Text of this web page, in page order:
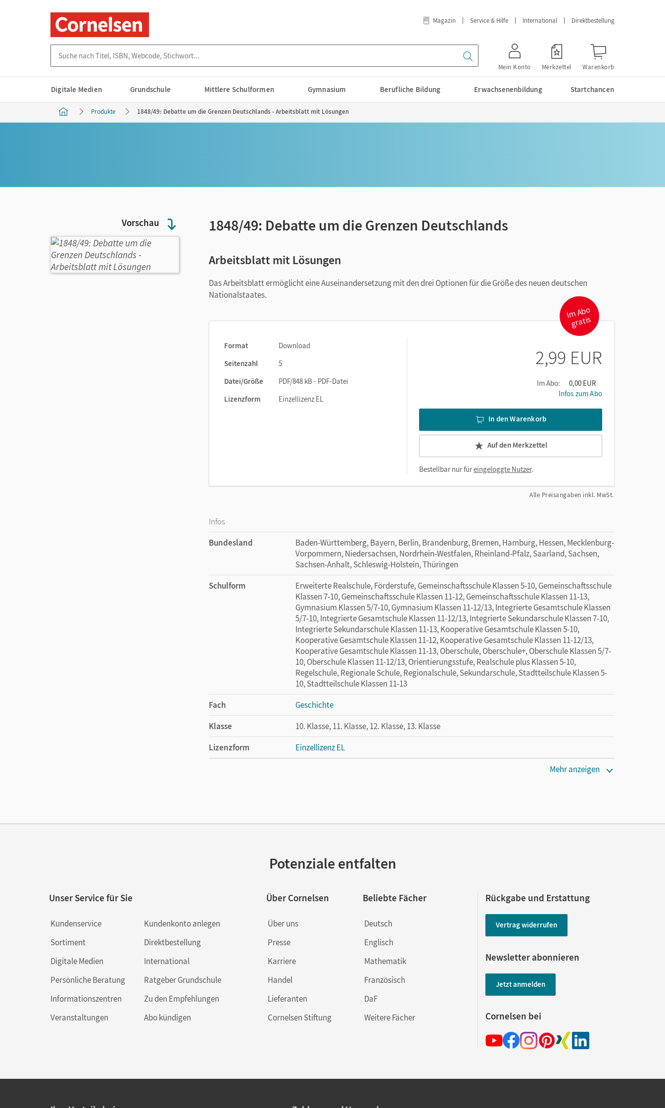
Magazin Service & Hilfe International Direktbestellung
Mein Konto Merkzettel Warenkorb
Digitale Medien Grundschule Mittlere Schulformen Gymnasium Berufliche Bildung Erwachsenenbildung Startchancen
Produkte 1848/49: Debatte um die Grenzen Deutschlands - Arbeitsblatt mit Lösungen
Vorschau 1848/49: Debatte um die Grenzen Deutschlands
Arbeitsblatt mit Lösungen
Das Arbeitsblatt ermöglicht eine Auseinandersetzung mit den drei Optionen für die Größe des neuen deutschen
Nationalstaates.
Format
Download
Seitenzahl
5
Datei/Größe
PDF/848 kB - PDF-Datei
Lizenzform
Einzellizenz EL
I
m
A
b
o
gr
atis
2,99 EUR
Im Abo:
0,00 EUR
Infos zum Abo
In den Warenkorb
Auf den Merkzettel
Bestellbar nur füreingeloggte Nutzer.
Alle Preisangaben inkl. MwSt.
Infos
Bundesland
Baden-Württemberg, Bayern, Berlin, Brandenburg, Bremen, Hamburg, Hessen, Mecklenburg-
Vorpommern, Niedersachsen, Nordrhein-Westfalen, Rheinland-Pfalz, Saarland, Sachsen,
Sachsen-Anhalt, Schleswig-Holstein, Thüringen
Schulform
Erweiterte Realschule, Förderstufe, Gemeinschaftsschule Klassen 5-10, Gemeinschaftsschule
Klassen 7-10, Gemeinschaftsschule Klassen 11-12, Gemeinschaftsschule Klassen 11-13,
Gymnasium Klassen 5/7-10, Gymnasium Klassen 11-12/13, Integrierte Gesamtschule Klassen
5/7-10, Integrierte Gesamtschule Klassen 11-12/13, Integrierte Sekundarschule Klassen 7-10,
Integrierte Sekundarschule Klassen 11-13, Kooperative Gesamtschule Klassen 5-10,
Kooperative Gesamtschule Klassen 11-12, Kooperative Gesamtschule Klassen 11-12/13,
Kooperative Gesamtschule Klassen 11-13, Oberschule, Oberschule+, Oberschule Klassen 5/7-
10, Oberschule Klassen 11-12/13, Orientierungsstufe, Realschule plus Klassen 5-10,
Regelschule, Regionale Schule, Regionalschule, Sekundarschule, Stadtteilschule Klassen 5-
10, Stadtteilschule Klassen 11-13
Fach
Geschichte
Klasse
10. Klasse, 11. Klasse, 12. Klasse, 13. Klasse
Lizenzform
Einzellizenz EL
Mehr anzeigen
Potenziale entfalten
Unser Service für Sie
Kundenservice
Sortiment
Digitale Medien
Persönliche Beratung
Informationszentren
Veranstaltungen
Kundenkonto anlegen
Direktbestellung
International
Ratgeber Grundschule
Zu den Empfehlungen
Abo kündigen
Über Cornelsen
Über uns
Presse
Karriere
Handel
Lieferanten
Cornelsen Stiftung
Beliebte Fächer
Deutsch
Englisch
Mathematik
Französisch
DaF
Weitere Fächer
Rückgabe und Erstattung
Vertrag widerrufen
Newsletter abonnieren
Jetzt anmelden
Cornelsen bei